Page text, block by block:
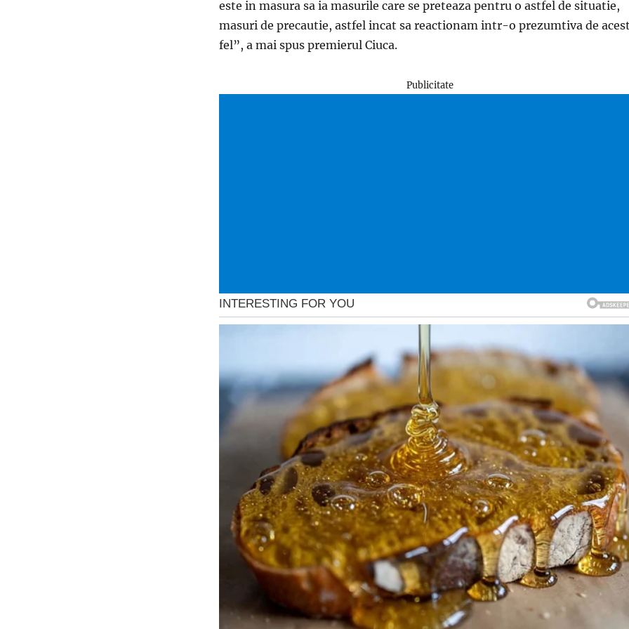
este in masura sa ia masurile care se preteaza pentru o astfel de situatie,
masuri de precautie, astfel incat sa reactionam intr-o prezumtiva de
fel”, a mai spus premierul Ciuca.
Publicitate